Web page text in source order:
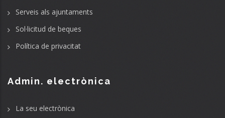
Serveis als ajuntaments
Sol·licitud de beques
Política de privacitat
Admin. electrònica
La seu electrònica